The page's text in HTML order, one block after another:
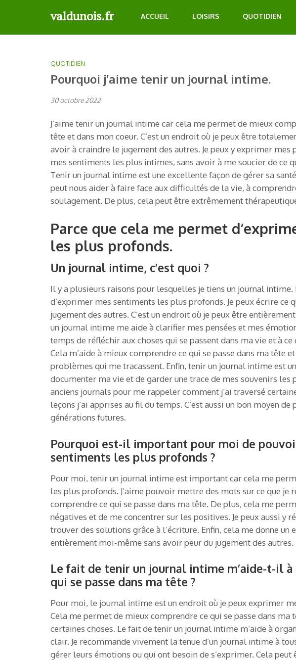
valdunois.fr ACCUEIL LOISIRS QUOTIDIEN
QUOTIDIEN
Pourquoi j’aime tenir un journal intime.
30 octobre 2022
J’aime tenir un journal intime car cela me permet de mieux
tête et dans mon coeur. C’est un endroit où je peux être
avoir à craindre le jugement des autres. Je peux y exprimer mes
mes sentiments les plus intimes, sans avoir à me soucier de ce
Tenir un journal intime est une excellente façon de gérer sa
peut nous aider à faire face aux difficultés de la vie, à
soulagement. De plus, cela peut être extrêmement
Parce que cela me permet
les plus profonds.
Un journal intime, c’est quoi ?
Il y a plusieurs raisons pour lesquelles je tiens un journal
d’exprimer mes sentiments les plus profonds. Je peux écrire ce
jugement des autres. C’est un endroit où je peux être
un journal intime me aide à clarifier mes pensées et mes
temps de réfléchir aux choses qui se passent dans ma vie et à
Cela m’aide à mieux comprendre ce qui se passe dans ma tête
problèmes qui me tracassent. Enfin, tenir un journal intime est
documenter ma vie et de garder une trace de mes souvenirs les
anciens journals pour me rappeler comment j’ai traversé
leçons j’ai apprises au fil du temps. C’est aussi un bon moyen
générations futures.
Pourquoi est-il important pour moi de
sentiments les plus profonds ?
Pour moi, tenir un journal intime est important car cela me
les plus profonds. J’aime pouvoir mettre des mots sur ce que je
comprendre ce qui se passe dans ma tête. De plus, cela me
négatives et de me concentrer sur les positives. Je peux aussi y
trouver des solutions grâce à l’écriture. Enfin, cela me donne un
entièrement moi-même sans avoir peur du jugement des autres.
Le fait de tenir un journal intime m’aide-t-il
qui se passe dans ma tête ?
Pour moi, le journal intime est un endroit où je peux exprimer
Cela me permet de mieux comprendre ce qui se passe dans ma
certaines choses. Le fait de tenir un journal intime m’aide à
clair. Je recommande vivement la tenue d’un journal intime à
gérer leurs émotions ou qui ont besoin de s’exprimer. Cela